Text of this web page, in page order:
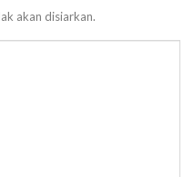
akan disiarkan.